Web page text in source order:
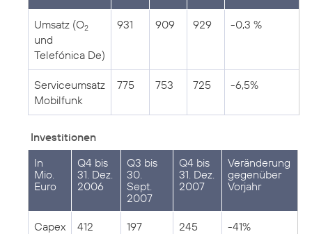
Umsatz (O2
und
Telefónica De)
931 909 929 -0,3 %
Serviceumsatz
Mobilfunk
775 753 725 -6,5%
Investitionen
In
Mio.
Euro
Q4 bis
31. Dez.
2006
Q3 bis
30.
Sept.
2007
Q4 bis
31. Dez.
2007
Veränderung
gegenüber
Vorjahr
Capex 412 197 245 -41%